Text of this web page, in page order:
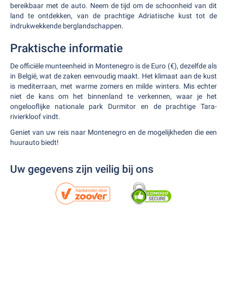
bereikbaar met de auto. Neem de tijd om de schoonheid van dit
land te ontdekken, van de prachtige Adriatische kust tot de
indrukwekkende berglandschappen.
Praktische informatie
De officiële munteenheid in Montenegro is de Euro (€), dezelfde als
in België, wat de zaken eenvoudig maakt. Het klimaat aan de kust
is mediterraan, met warme zomers en milde winters. Mis echter
niet de kans om het binnenland te verkennen, waar je het
ongelooflijke nationale park Durmitor en de prachtige Tara-
rivierkloof vindt.
Geniet van uw reis naar Montenegro en de mogelijkheden die een
huurauto biedt!
Uw gegevens zijn veilig bij ons